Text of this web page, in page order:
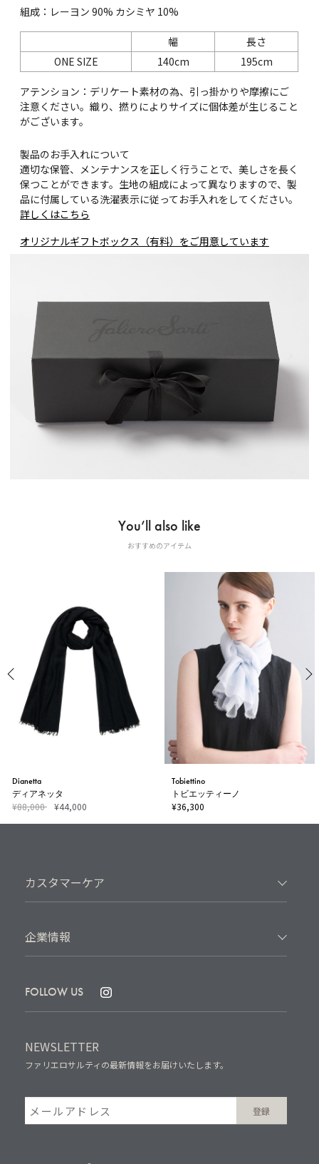
組成：レーヨン 90% カシミヤ 10%
幅
長さ
ONE SIZE
140cm 195cm
アテンション：デリケート素材の為、引っ掛かりや摩擦にご
注意ください。織り、撚りによりサイズに個体差が生じること
がございます。
製品のお手入れについて
適切な保管、メンテナンスを正しく行うことで、美しさを長く
保つことができます。生地の組成によって異なりますので、製
品に付属している洗濯表示に従ってお手入れをしてください。
詳しくはこちら
オリジナルギフトボックス（有料）をご用意しています
You’ll also like
おすすめのアイテム
Dianetta
ディアネッタ
¥88,000 ¥44,000
Tobiettino
トビエッティーノ
¥36,300
カスタマーケア
企業情報
FOLLOW US
NEWSLETTER
ファリエロサルティの最新情報をお届けいたします。